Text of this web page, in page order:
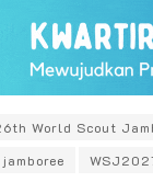
World Scout